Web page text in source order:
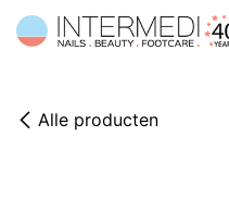
Overslaan naar inhoud
Alle producten